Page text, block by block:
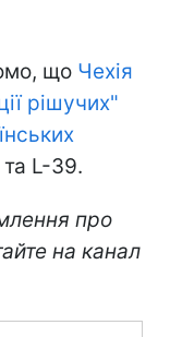
що Чехія
рішучих"
L-39.
про
на канал